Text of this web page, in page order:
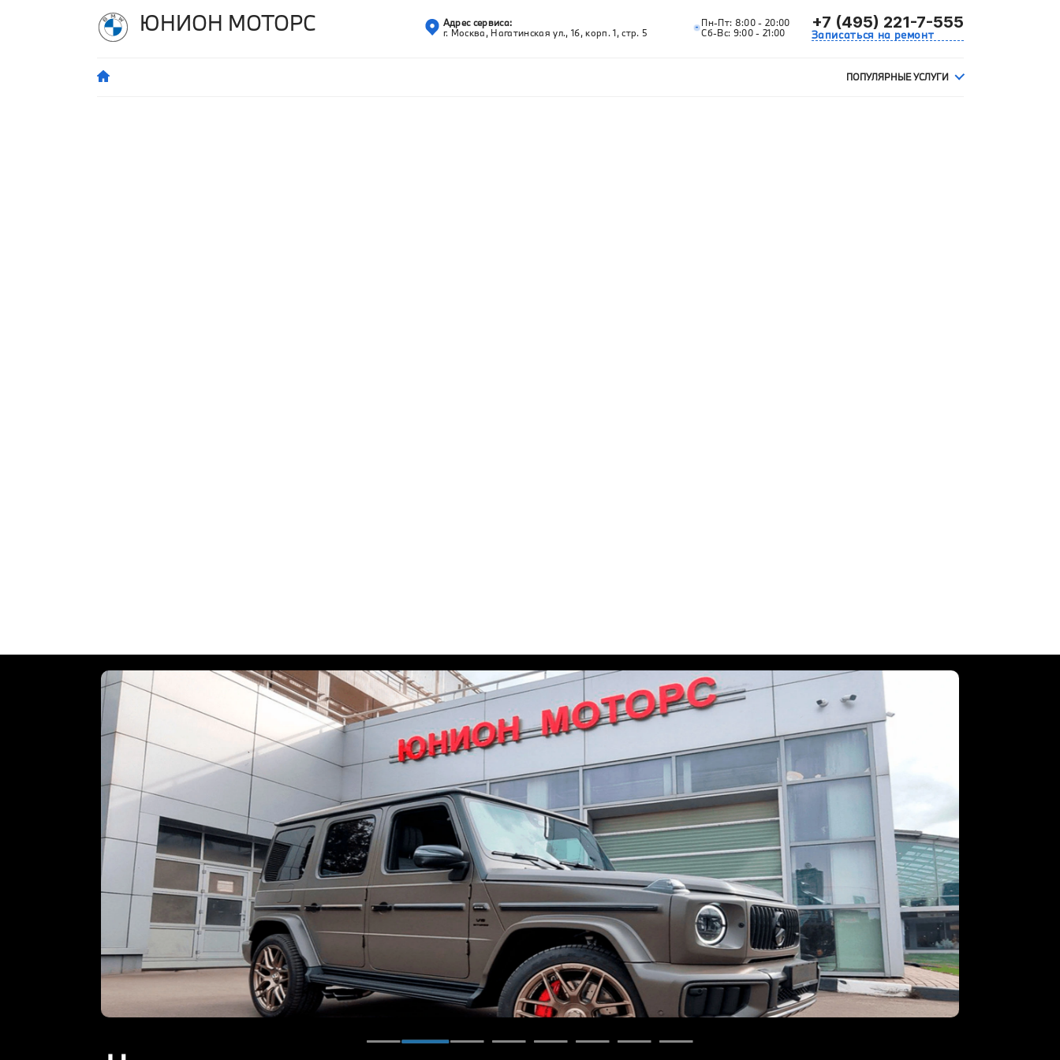
ЮНИОН МОТОРС
Адрес сервиса:
г. Москва, Нагатинская ул., 16, корп. 1, стр. 5
Пн-Пт: 8:00 - 20:00
Сб-Вс: 9:00 - 21:00
+7 (495) 221-7-555
Записаться на ремонт
ПОПУЛЯРНЫЕ УСЛУГИ